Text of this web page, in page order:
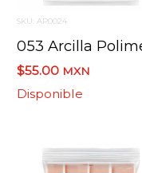
SKU: AP0024
$55.00 MXN
Disponible